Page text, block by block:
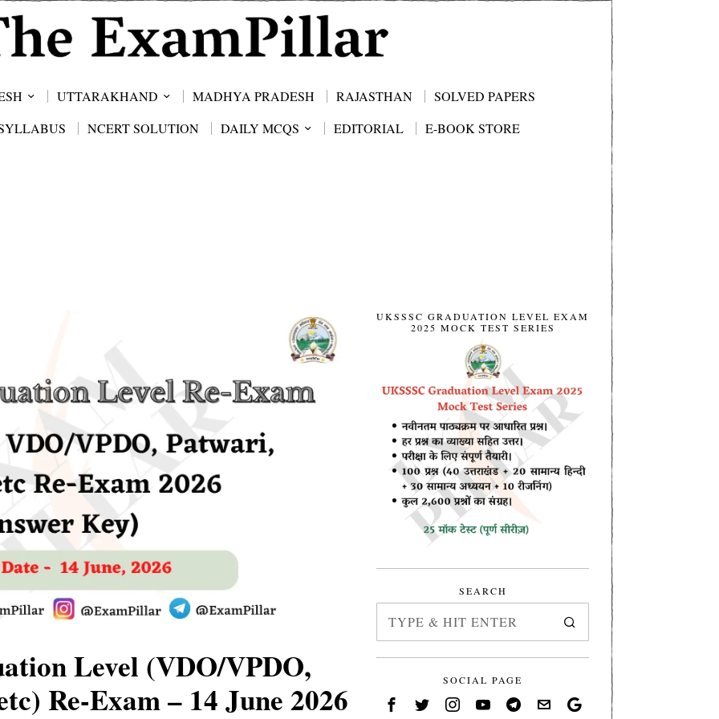
UTTARAKHAND MADHYA PRADESH RAJASTHAN
SOLVED PAPERS
NCERT SOLUTION DAILY MCQS EDITORIAL E-BOOK STORE
Level (VDO/VPDO,
Re-Exam – 14 June 2026
UKSSSC GRADUATION LEVEL EXAM
2025 MOCK TEST SERIES
SEARCH
SOCIAL PAGE